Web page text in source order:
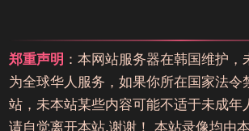
郑重声明 ：本网站服务器在韩国维护
为全球华人服务，如果你所在国家法令
站，未本站某些内容可能不适于未成年
请自觉离开本站,谢谢！ 本站录像均由